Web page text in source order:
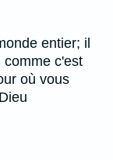
entier; il
comme c'est
où vous